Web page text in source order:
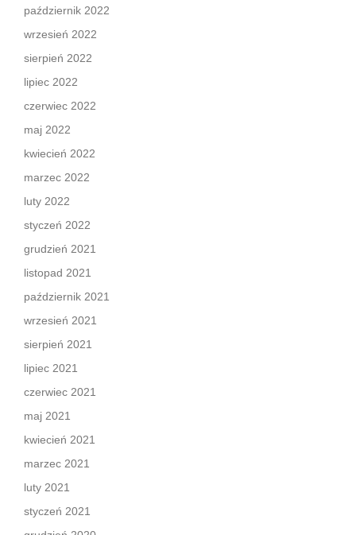
październik 2022
wrzesień 2022
sierpień 2022
lipiec 2022
czerwiec 2022
maj 2022
kwiecień 2022
marzec 2022
luty 2022
styczeń 2022
grudzień 2021
listopad 2021
październik 2021
wrzesień 2021
sierpień 2021
lipiec 2021
czerwiec 2021
maj 2021
kwiecień 2021
marzec 2021
luty 2021
styczeń 2021